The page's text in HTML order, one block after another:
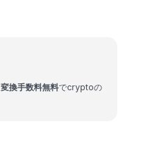
変換手数料無料でcryptoの